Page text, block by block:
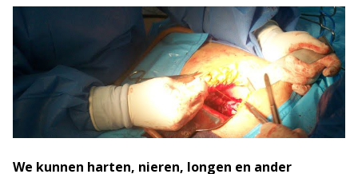
We kunnen harten, nieren, longen en ander